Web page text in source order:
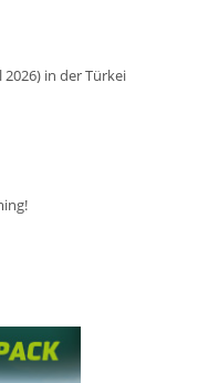
in der Türkei